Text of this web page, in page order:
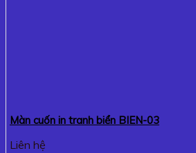
Màn cuốn in tranh biển BIEN-03
Liên hệ